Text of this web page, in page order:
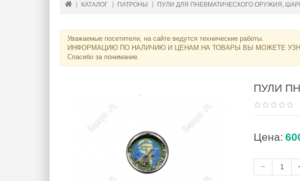
КАТАЛОГ ПАТРОНЫ ПУЛИ ДЛЯ ПНЕВМАТИЧЕСКОГО ОРУЖИЯ,
Уважаемые посетители, на сайте ведутся технические работы.
ИНФОРМАЦИЮ ПО НАЛИЧИЮ И ЦЕНАМ НА ТОВАРЫ ВЫ МОЖЕТЕ
Спасибо за понимание.
ПУЛИ
Цена:
−